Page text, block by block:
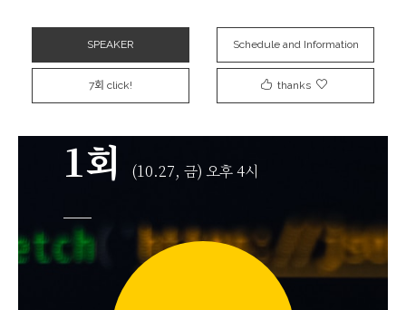
SPEAKER Schedule and Information
7회 click! thanks
1회 (10.27, 금) 오후 4시